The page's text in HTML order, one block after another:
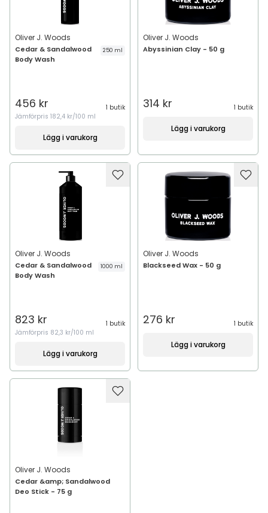
Oliver J. Woods
Cedar & Sandalwood
Body Wash
250 ml
456 kr
1 butik
Jämförpris 182,4 kr/100 ml
Lägg i varukorg
Oliver J. Woods
Abyssinian Clay - 50 g
314 kr 1 butik
Lägg i varukorg
Oliver J. Woods
Cedar & Sandalwood
Body Wash
1000 ml
823 kr
1 butik
Jämförpris 82,3 kr/100 ml
Lägg i varukorg
Oliver J. Woods
Blackseed Wax - 50 g
276 kr 1 butik
Lägg i varukorg
Oliver J. Woods
Cedar &amp; Sandalwood
Deo Stick - 75 g